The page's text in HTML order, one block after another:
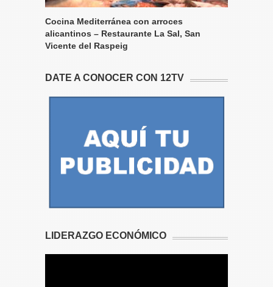
Cocina Mediterránea con arroces
alicantinos – Restaurante La Sal, San
Vicente del Raspeig
DATE A CONOCER CON 12TV
LIDERAZGO ECONÓMICO